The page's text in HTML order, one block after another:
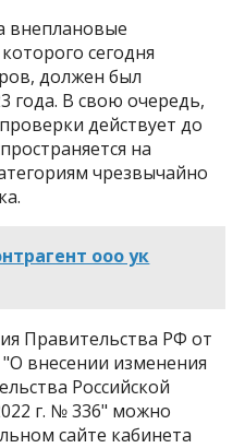
внеплановые
сегодня
должен был
года. В свою очередь,
действует до
на
чрезвычайно
ооо ук
Правительства РФ от
"О внесении изменения
Российской
г. № 336" можно
сайте кабинета